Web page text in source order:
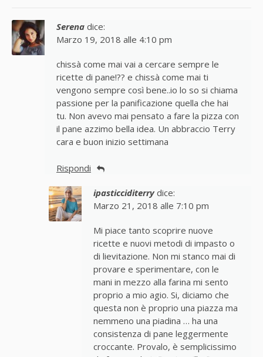
Serena dice:
Marzo 19, 2018 alle 4:10 pm
chissà come mai vai a cercare sempre le
ricette di pane!?? e chissà come mai ti
vengono sempre così bene..io lo so si chiama
passione per la panificazione quella che hai
tu. Non avevo mai pensato a fare la pizza con
il pane azzimo bella idea. Un abbraccio Terry
cara e buon inizio settimana
Rispondi
ipasticciditerry dice:
Marzo 21, 2018 alle 7:10 pm
Mi piace tanto scoprire nuove
ricette e nuovi metodi di impasto o
di lievitazione. Non mi stanco mai di
provare e sperimentare, con le
mani in mezzo alla farina mi sento
proprio a mio agio. Si, diciamo che
questa non è proprio una piazza ma
nemmeno una piadina … ha una
consistenza di pane leggermente
croccante. Provalo, è semplicissimo